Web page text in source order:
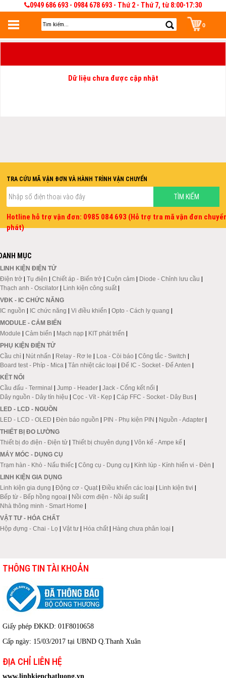
0949 686 693 - 0984 678 693 - Thứ 2 - Thứ 7, từ 8:00-17:30
0
Đăng nhập
Dữ liệu chưa được cập nhật
TRA CỨU MÃ VẬN ĐƠN VÀ HÀNH TRÌNH VẬN CHUYỂN
Hotline hỗ trợ vận đơn: 0985 084 693 (Hỗ trợ tra mã vận đơn
phát)
MỤC
LINH KIỆN ĐIỆN TỬ
Điện trở | Tụ điện | Chiết áp - Biến trở | Cuộn cảm | Diode - Chỉnh lưu cầu |
Thạch anh - Oscilator | Linh kiện công suất |
VĐK - IC CHỨC NĂNG
IC nguồn | IC chức năng | Vi điều khiển | Opto - Cách ly quang |
MODULE - CẢM BIẾN
Module | Cảm biến | Mạch nạp | KIT phát triển |
PHỤ KIỆN ĐIỆN TỬ
Cầu chì | Nút nhấn | Relay - Rơ le | Loa - Còi báo | Công tắc - Switch |
Board test - Phíp - Mica | Tản nhiệt các loại | Đế IC - Socket - Đế Anten |
KẾT NỐI
Cầu đấu - Terminal | Jump - Header | Jack - Cổng kết nối |
Dây nguồn - Dây tín hiệu | Cọc - Vít - Kẹp | Cáp FFC - Socket - Dây Bus |
LED - LCD - NGUỒN
LED - LCD - OLED | Đèn báo nguồn | PIN - Phụ kiện PIN | Nguồn - Adapter |
THIẾT BỊ ĐO LƯỜNG
Thiết bị đo điện - Điện tử | Thiết bị chuyên dụng | Vôn kế - Ampe kế |
MÁY MÓC - DỤNG CỤ
Trạm hàn - Khò - Nấu thiếc | Công cụ - Dụng cụ | Kính lúp - Kính hiển vi - Đèn |
LINH KIỆN GIA DỤNG
Linh kiện gia dụng | Động cơ - Quạt | Điều khiển các loại | Linh kiện tivi |
Bếp từ - Bếp hồng ngoại | Nồi cơm điện - Nồi áp suất |
Nhà thông minh - Smart Home |
VẬT TƯ - HÓA CHẤT
Hộp đựng - Chai - Lọ | Vật tư | Hóa chất | Hàng chưa phân loại |
THÔNG TIN TÀI KHOẢN
Giấy phép ĐKKD: 01F8010658
Cấp ngày: 15/03/2017 tại UBND Q.Thanh Xuân
ĐỊA CHỈ LIÊN HỆ
www.linhkienchatluong.vn